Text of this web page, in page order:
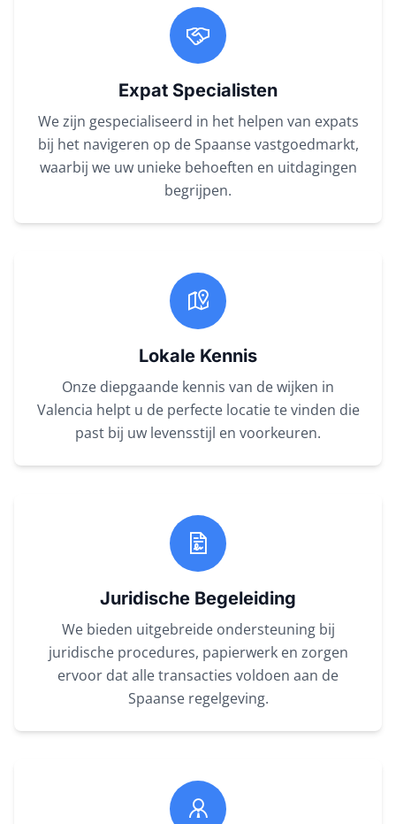
Expat Specialisten
We zijn gespecialiseerd in het helpen van expats
bij het navigeren op de Spaanse vastgoedmarkt,
waarbij we uw unieke behoeften en uitdagingen
begrijpen.
Lokale Kennis
Onze diepgaande kennis van de wijken in
Valencia helpt u de perfecte locatie te vinden die
past bij uw levensstijl en voorkeuren.
Juridische Begeleiding
We bieden uitgebreide ondersteuning bij
juridische procedures, papierwerk en zorgen
ervoor dat alle transacties voldoen aan de
Spaanse regelgeving.